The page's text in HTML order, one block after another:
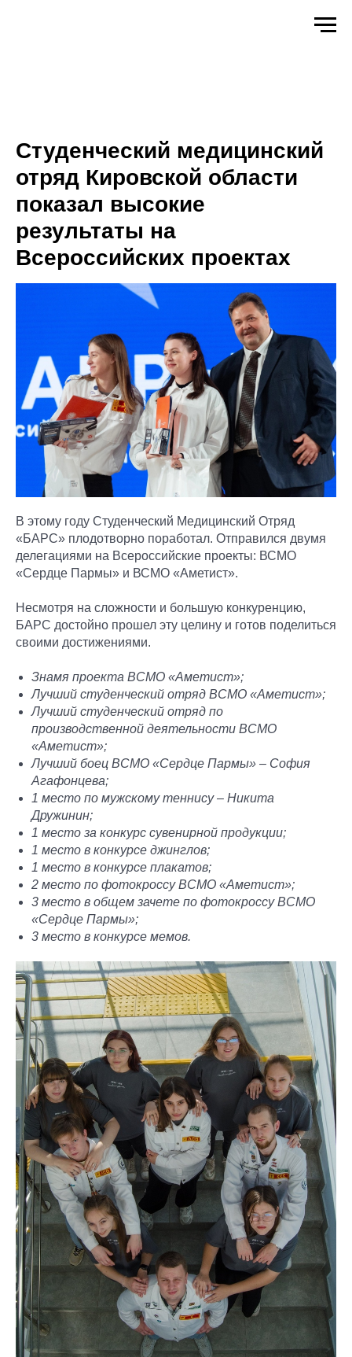
Студенческий медицинский
отряд Кировской области
показал высокие
результаты на
Всероссийских проектах
В этому году Студенческий Медицинский Отряд
«БАРС» плодотворно поработал. Отправился двумя
делегациями на Всероссийские проекты: ВСМО
«Сердце Пармы» и ВСМО «Аметист».
Несмотря на сложности и большую конкуренцию,
БАРС достойно прошел эту целину и готов поделиться
своими достижениями.
Знамя проекта ВСМО «Аметист»;
Лучший студенческий отряд ВСМО «Аметист»;
Лучший студенческий отряд по
производственной деятельности ВСМО
«Аметист»;
Лучший боец ВСМО «Сердце Пармы» – София
Агафонцева;
1 место по мужскому теннису – Никита
Дружинин;
1 место за конкурс сувенирной продукции;
1 место в конкурсе джинглов;
1 место в конкурсе плакатов;
2 место по фотокроссу ВСМО «Аметист»;
3 место в общем зачете по фотокроссу ВСМО
«Сердце Пармы»;
3 место в конкурсе мемов.